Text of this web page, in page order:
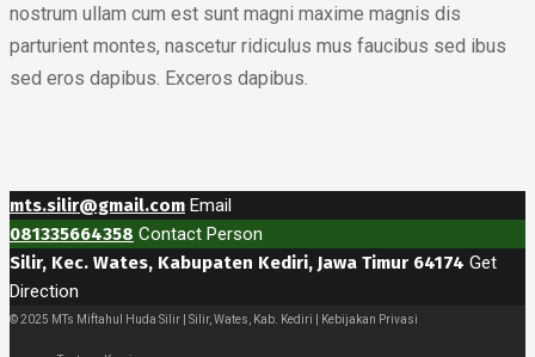
nostrum ullam cum est sunt magni maxime magnis dis
parturient montes, nascetur ridiculus mus faucibus sed ibus
sed eros dapibus. Exceros dapibus.
mts.silir@gmail.com Email
081335664358 Contact Person
Silir, Kec. Wates, Kabupaten Kediri, Jawa Timur 64174 Get
Direction
© 2025 MTs Miftahul Huda Silir | Silir, Wates, Kab. Kediri | Kebijakan Privasi